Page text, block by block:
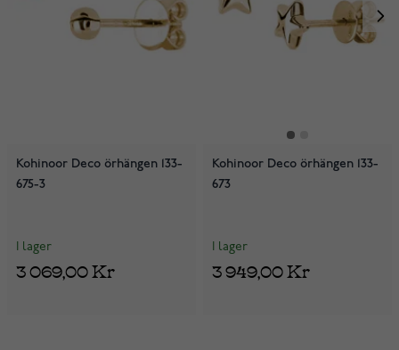
Kohinoor Deco örhängen 133-
675-3
I lager
3 069,00 Kr
Kohinoor Deco örhängen 133-
673
I lager
3 949,00 Kr